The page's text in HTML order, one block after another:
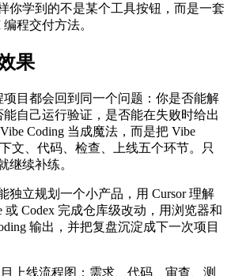
你学到的不是某个工具按钮，而是一套
程交付方法。
果
项目都会回到同一个问题：你是否能解
自己运行验证，是否能在失败时给出
Coding 当成魔法，而是把 Vibe
文、代码、检查、上线五个环节。只
继续补练。
独立规划一个小产品，用 Cursor 理解
或 Codex 完成仓库级改动，用浏览器和
输出，并把复盘沉淀成下一次项目